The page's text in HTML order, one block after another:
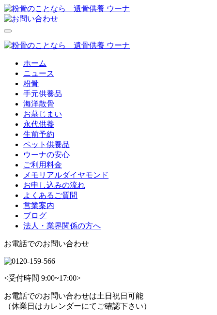
ホーム
ニュース
粉骨
手元供養品
海洋散骨
お墓じまい
永代供養
生前予約
ペット供養品
ウーナの安心
ご利用料金
メモリアルダイヤモンド
お申し込みの流れ
よくあるご質問
営業案内
ブログ
法人・業界関係の方へ
お電話でのお問い合わせ
<受付時間 9:00~17:00>
お電話でのお問い合わせは土日祝日可能
（休業日はカレンダーにてご確認下さい）